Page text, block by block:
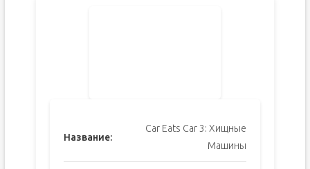
Название:
Car Eats Car 3: Хищные
Машины